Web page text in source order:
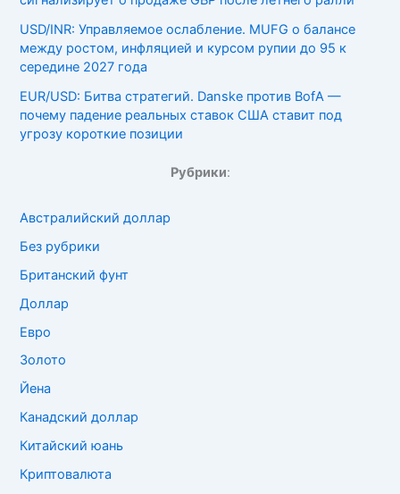
USD/INR: Управляемое ослабление. MUFG о балансе
между ростом, инфляцией и курсом рупии до 95 к
середине 2027 года
EUR/USD: Битва стратегий. Danske против BofA —
почему падение реальных ставок США ставит под
угрозу короткие позиции
Рубрики:
Австралийский доллар
Без рубрики
Британский фунт
Доллар
Евро
Золото
Йена
Канадский доллар
Китайский юань
Криптовалюта